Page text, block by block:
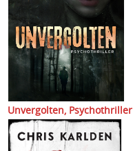
Unvergolten, Psychothriller